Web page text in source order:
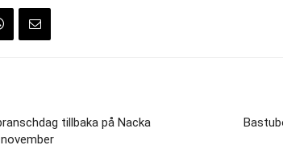
tillbaka på Nacka